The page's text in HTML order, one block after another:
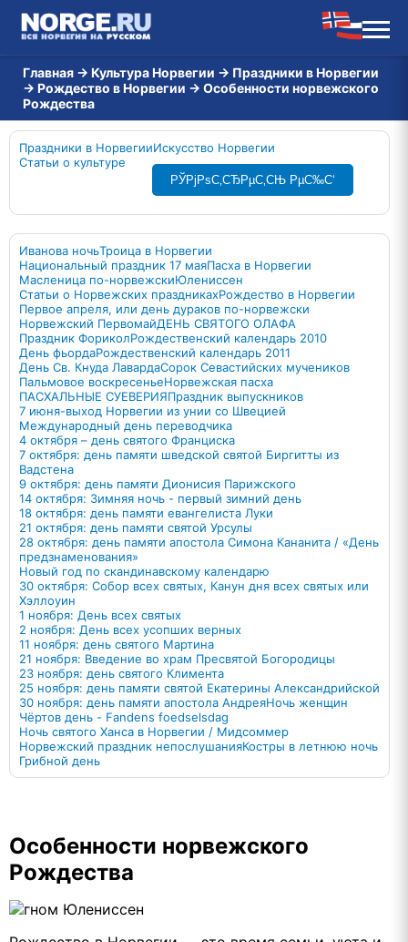
Главная → Культура Норвегии → Праздники в Норвегии
→ Рождество в Норвегии → Особенности норвежского
Рождества
Праздники в НорвегииИскусство Норвегии
Статьи о культуре
РЎРјРѕС‚СЂРµС‚СЊ РµС‰С‘
Иванова ночьТроица в Норвегии
Национальный праздник 17 маяПасха в Норвегии
Масленица по-норвежскиЮлениссен
Статьи о Норвежских праздникахРождество в Норвегии
Первое апреля, или день дураков по-норвежски
Норвежский ПервомайДЕНЬ СВЯТОГО ОЛАФА
Праздник ФориколРождественский календарь 2010
День фьордаРождественский календарь 2011
День Св. Кнуда ЛавардаСорок Севастийских мучеников
Пальмовое воскресеньеНорвежская пасха
ПАСХАЛЬНЫЕ СУЕВЕРИЯПраздник выпускников
7 июня-выход Норвегии из унии со Швецией
Международный день переводчика
4 октября – день святого Франциска
7 октября: день памяти шведской святой Биргитты из
Вадстена
9 октября: день памяти Дионисия Парижского
14 октября: Зимняя ночь - первый зимний день
18 октября: день памяти евангелиста Луки
21 октября: день памяти святой Урсулы
28 октября: день памяти апостола Симона Кананита / «День
предзнаменования»
Новый год по скандинавскому календарю
30 октября: Собор всех святых, Канун дня всех святых или
Хэллоуин
1 ноября: День всех святых
2 ноября: День всех усопших верных
11 ноября: день святого Мартина
21 ноября: Введение во храм Пресвятой Богородицы
23 ноября: день святого Климента
25 ноября: день памяти святой Екатерины Александрийской
30 ноября: день памяти апостола АндреяНочь женщин
Чёртов день - Fandens foedselsdag
Ночь святого Ханса в Норвегии / Мидсоммер
Норвежский праздник непослушанияКостры в летнюю ночь
Грибной день
Особенности норвежского
Рождества